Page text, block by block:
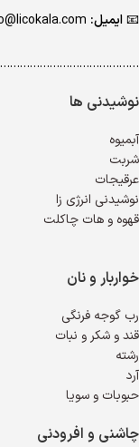
📧ایمیل:
نوشیدنی ها
آبمیوه
شربت
عرقیجات
نوشیدنی انرژی زا
قهوه و هات چاکلت
خواربار و نان
رب گوجه فرنگی
قند و شکر و نبات
رشته
آرد
حبوبات و سویا
چاشنی و افرودنی